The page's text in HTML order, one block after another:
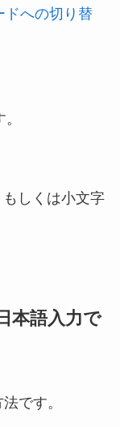
ドへの切り替
しくは小文字
本語入力で
です。